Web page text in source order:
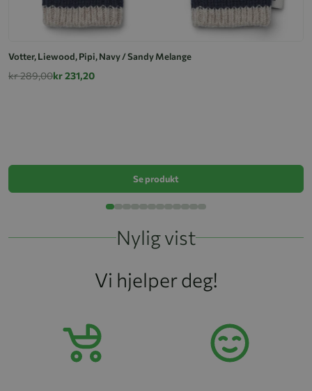
Votter, Liewood, Pipi, Navy / Sandy Melange
kr 289,00kr 231,20
Se produkt
Nylig vist
Vi hjelper deg!